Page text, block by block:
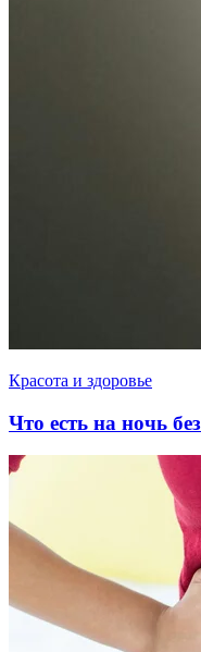
Красота и здоровье
Что есть на ночь